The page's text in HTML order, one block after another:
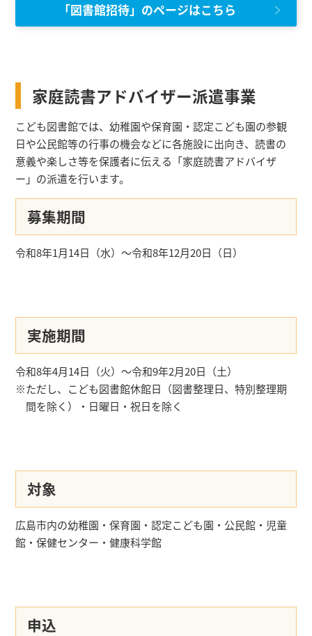
「図書館招待」のページはこちら
家庭読書アドバイザー派遣事業
こども図書館では、幼稚園や保育園・認定こども園の参観
日や公民館等の行事の機会などに各施設に出向き、読書の
意義や楽しさ等を保護者に伝える「家庭読書アドバイザ
ー」の派遣を行います。
募集期間
令和8年1月14日（水）～令和8年12月20日（日）
実施期間
令和8年4月14日（火）～令和9年2月20日（土）
※ただし、こども図書館休館日（図書整理日、特別整理期
間を除く）・日曜日・祝日を除く
対象
広島市内の幼稚園・保育園・認定こども園・公民館・児童
館・保健センター・健康科学館
申込